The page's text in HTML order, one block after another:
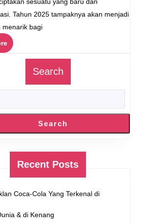
di
2025:
Bisa
Tahun 2025 tampaknya akan menjadi
menarik bagi
Read
More
Search
Search
Recent Posts
Coca-Cola Yang Terkenal di
& di Kenang